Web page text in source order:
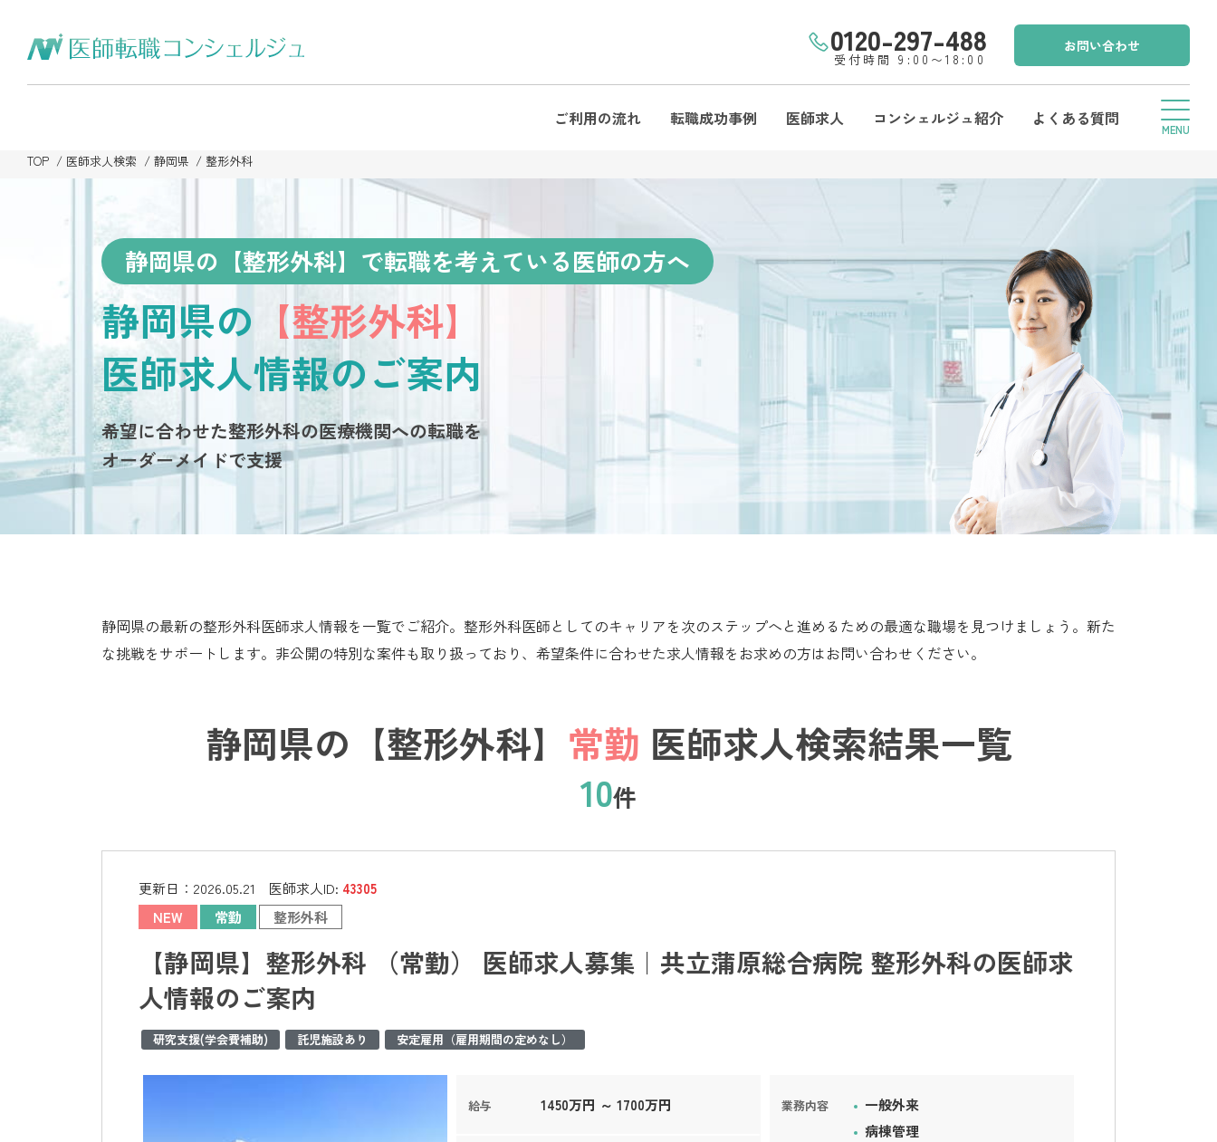
0120-297-488
受付時間 9:00〜18:00
お問い合わせ
ご利用の流れ 転職成功事例 医師求人 コンシェルジュ紹介 よくある質問
TOP 医師求人検索 静岡県 整形外科
静岡県の【整形外科】で転職を考えている医師の方へ
静岡県の 【整形外科】
医師求人情報のご案内
希望に合わせた整形外科の医療機関への転職を
オーダーメイドで支援
静岡県の最新の整形外科医師求人情報を一覧でご紹介。整形外科医師としてのキャリアを次のステップへと進めるための最適な職場を見つけましょう。新た
な挑戦をサポートします。非公開の特別な案件も取り扱っており、希望条件に合わせた求人情報をお求めの方はお問い合わせください。
静岡県の【整形外科】 常勤 医師求人検索結果一覧
10件
更新日： 2026.05.21 医師求人ID: 43305
NEW
常勤 整形外科
【静岡県】整形外科 （常勤） 医師求人募集｜共立蒲原総合病院 整形外科の医師求
人情報のご案内
研究支援(学会費補助) 託児施設あり 安定雇用（雇用期間の定めなし）
給与 1450万円 ～ 1700万円 業務内容
一般外来
病棟管理